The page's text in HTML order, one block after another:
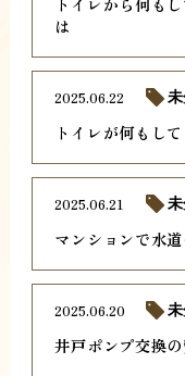
は
トイレが何もし
2025.06.22
マンションで水
2025.06.21
井戸ポンプ交換
2025.06.20